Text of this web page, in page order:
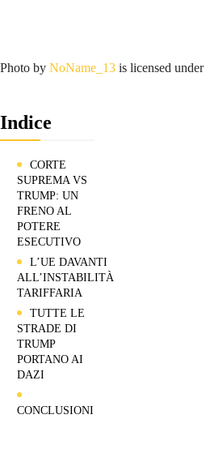
Photo by NoName_13 is licensed under
Indice
CORTE
SUPREMA VS
TRUMP: UN
FRENO AL
POTERE
ESECUTIVO
L’UE DAVANTI
ALL’INSTABILITÀ
TARIFFARIA
TUTTE LE
STRADE DI
TRUMP
PORTANO AI
DAZI
CONCLUSIONI